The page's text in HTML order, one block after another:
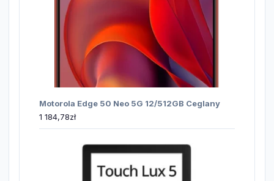
Motorola Edge 50 Neo 5G 12/512GB Ceglany
1 184,78zł